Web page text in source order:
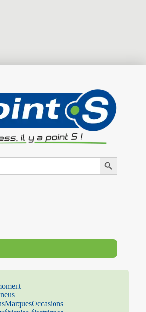
Search Button
MarquesOccasions